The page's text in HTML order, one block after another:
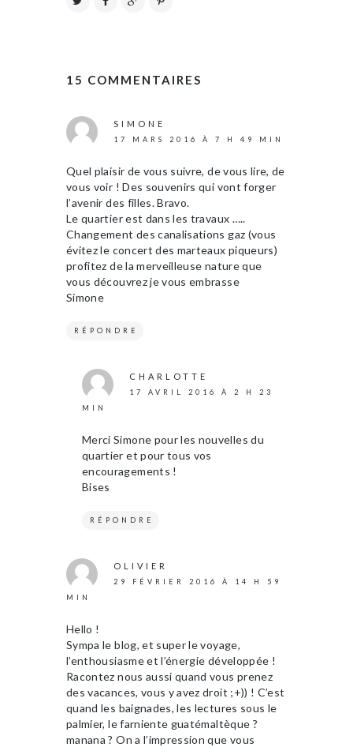
15 COMMENTAIRES
SIMONE
17 MARS 2016 À 7 H 49 MIN
Quel plaisir de vous suivre, de vous lire, de
vous voir ! Des souvenirs qui vont forger
l’avenir des filles. Bravo.
Le quartier est dans les travaux …..
Changement des canalisations gaz (vous
évitez le concert des marteaux piqueurs)
profitez de la merveilleuse nature que
vous découvrez je vous embrasse
Simone
RÉPONDRE
CHARLOTTE
17 AVRIL 2016 À 2 H 23
MIN
Merci Simone pour les nouvelles du
quartier et pour tous vos
encouragements !
Bises
RÉPONDRE
OLIVIER
29 FÉVRIER 2016 À 14 H 59
MIN
Hello !
Sympa le blog, et super le voyage,
l’enthousiasme et l’énergie développée !
Racontez nous aussi quand vous prenez
des vacances, vous y avez droit ;+)) ! C’est
quand les baignades, les lectures sous le
palmier, le farniente guatémaltèque ?
manana ? On a l’impression que vous